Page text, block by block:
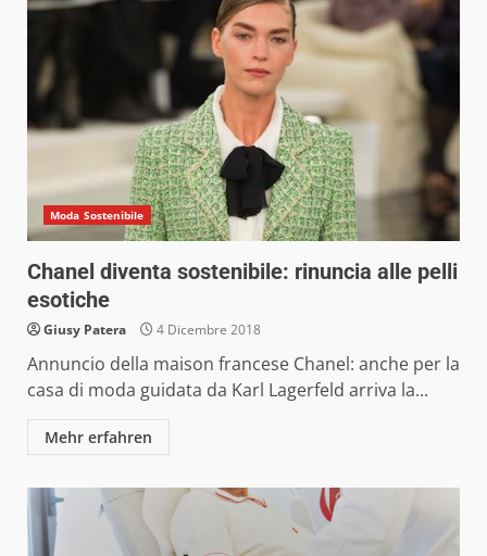
Moda Sostenibile
Chanel diventa sostenibile: rinuncia alle pelli
esotiche
Giusy Patera 4 Dicembre 2018
Annuncio della maison francese Chanel: anche per la
casa di moda guidata da Karl Lagerfeld arriva la...
Mehr erfahren